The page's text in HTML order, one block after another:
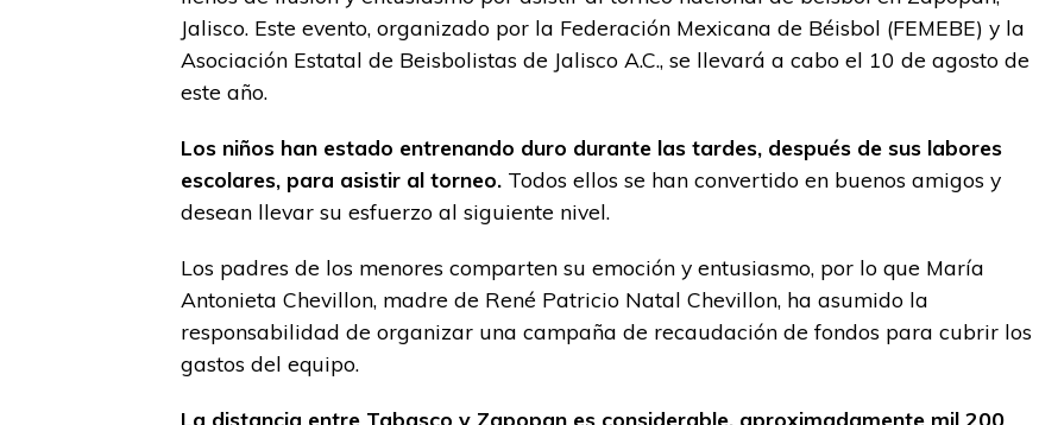
Jalisco. Este evento, organizado por la Federación Mexicana de Béisbol (FEMEBE) y la
Asociación Estatal de Beisbolistas de Jalisco A.C., se llevará a cabo el 10 de agosto de
este año.
Los niños han estado entrenando duro durante las tardes, después de sus labores
escolares, para asistir al torneo. Todos ellos se han convertido en buenos amigos y
desean llevar su esfuerzo al siguiente nivel.
Los padres de los menores comparten su emoción y entusiasmo, por lo que María
Antonieta Chevillon, madre de René Patricio Natal Chevillon, ha asumido la
responsabilidad de organizar una campaña de recaudación de fondos para cubrir los
gastos del equipo.
La distancia entre Tabasco y Zapopan es considerable, aproximadamente mil 200